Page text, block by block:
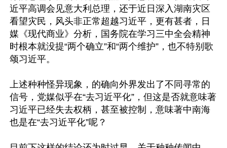
近平高调会见意大利总理，还于近日深入湖南灾区
看望灾民，风头非正常超越习近平，更有甚者，日
媒《现代商业》分析，国务院在学习三中全会精神
时根本就没提“两个确立”和“两个维护”，也不特别歌
颂习近平。
上述种种怪异现象，的确向外界发出了不同寻常的
信号，党媒似乎在“去习近平化”，但这是否就意味著
习近平已经失去权柄，甚至被控制，意味著中南海
也是在“去习近平化”呢？